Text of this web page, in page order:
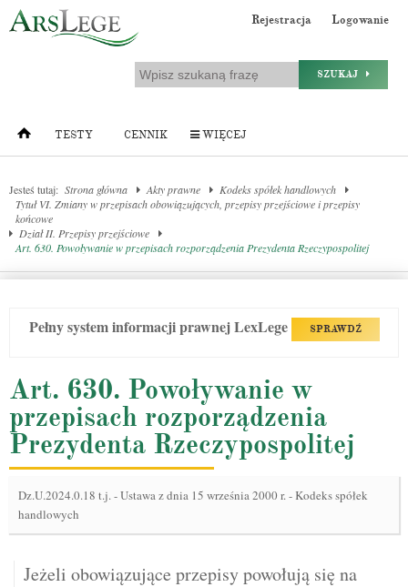
Rejestracja Logowanie
SZUKAJ
TESTY CENNIK WIĘCEJ
Jesteś tutaj: Strona główna Akty prawne
Kodeks spółek handlowych
Tytuł VI. Zmiany w przepisach obowiązujących, przepisy przejściowe i przepisy
końcowe
Dział II. Przepisy przejściowe
Art. 630. Powoływanie w przepisach rozporządzenia Prezydenta Rzeczypospolitej
Pełny system informacji prawnej LexLege SPRAWDŹ
Art. 630. Powoływanie w
przepisach rozporządzenia
Prezydenta Rzeczypospolitej
Dz.U.2024.0.18 t.j.-Ustawa z dnia 15 września 2000 r. - Kodeks spółek
handlowych
Jeżeli obowiązujące przepisy powołują się na